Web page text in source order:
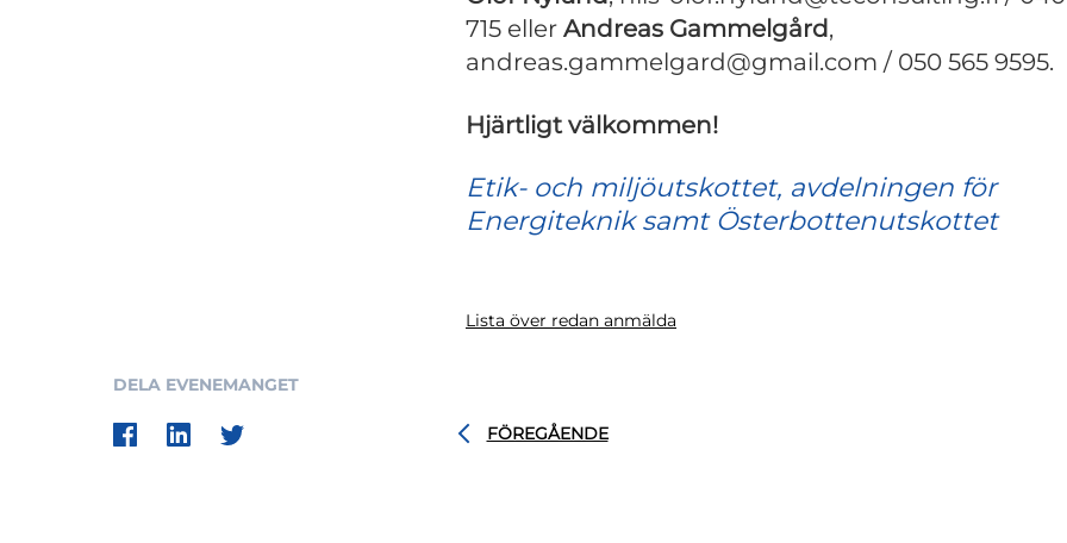
715 eller Andreas Gammelgård,
andreas.gammelgard@gmail.com / 050 565 9595.
Hjärtligt välkommen!
Etik- och miljöutskottet, avdelningen för
Energiteknik samt Österbottenutskottet
Lista över redan anmälda
DELA EVENEMANGET
FÖREGÅENDE